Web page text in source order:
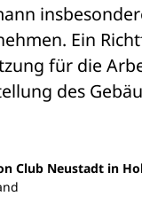
Ein
für die
des
Club Neustadt in